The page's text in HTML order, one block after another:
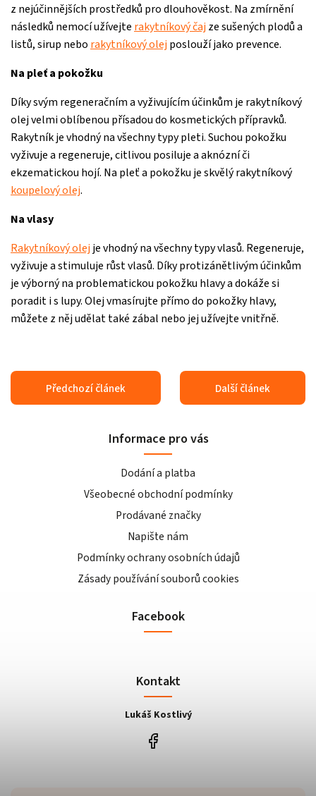
z nejúčinnějších prostředků pro dlouhověkost. Na zmírnění
následků nemocí užívejte rakytníkový čaj ze sušených plodů a
listů, sirup nebo rakytníkový olej poslouží jako prevence.
Na pleť a pokožku
Díky svým regeneračním a vyživujícím účinkům je rakytníkový
olej velmi oblíbenou přísadou do kosmetických přípravků.
Rakytník je vhodný na všechny typy pleti. Suchou pokožku
vyživuje a regeneruje, citlivou posiluje a aknózní či
ekzematickou hojí. Na pleť a pokožku je skvělý rakytníkový
koupelový olej.
Na vlasy
Rakytníkový olej je vhodný na všechny typy vlasů. Regeneruje,
vyživuje a stimuluje růst vlasů. Díky protizánětlivým účinkům
je výborný na problematickou pokožku hlavy a dokáže si
poradit i s lupy. Olej vmasírujte přímo do pokožky hlavy,
můžete z něj udělat také zábal nebo jej užívejte vnitřně.
Předchozí článek Další článek
Informace pro vás
Dodání a platba
Všeobecné obchodní podmínky
Prodávané značky
Napište nám
Podmínky ochrany osobních údajů
Zásady používání souborů cookies
Facebook
Kontakt
Lukáš Kostlivý